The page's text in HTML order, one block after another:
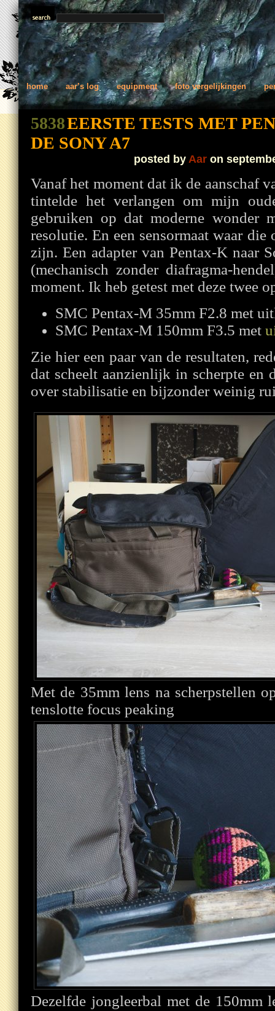
home aar’s log equipment foto vergelijkingen
5838EERSTE TESTS MET
DE SONY A7
posted by Aar on
Vanaf het moment dat ik de aanschaf
tintelde het verlangen om mijn
gebruiken op dat moderne wonder
resolutie. En een sensormaat waar die
zijn. Een adapter van Pentax-K naar
(mechanisch zonder diafragma-
moment. Ik heb getest met deze twee
SMC Pentax-M 35mm F2.8 met
SMC Pentax-M 150mm F3.5 met
Zie hier een paar van de resultaten,
dat scheelt aanzienlijk in scherpte en
over stabilisatie en bijzonder weinig
Met de 35mm lens na scherpstellen
tenslotte focus peaking
Dezelfde jongleerbal met de 150mm